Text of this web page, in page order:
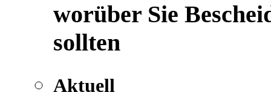
worüber Sie
sollten
Aktuell